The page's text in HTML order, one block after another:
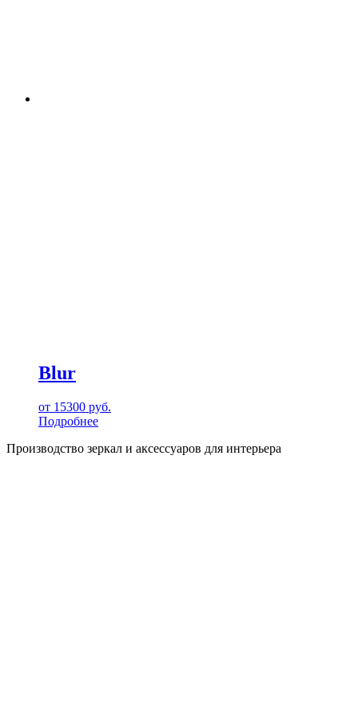
Blur
от 15300 руб.
Подробнее
Производство зеркал и аксессуаров для интерьера